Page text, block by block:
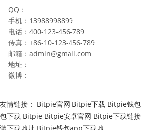
QQ：
手机：13988998899
电话：400-123-456-789
传真：+86-10-123-456-789
邮箱：admin@gmail.com
地址：
微博：
友情链接： Bitpie官网 Bitpie下载 Bitpie钱包
包下载 Bitpie Bitpie安卓官网 Bitpie下载链接
装下载地址 Bitpie钱包app下载地